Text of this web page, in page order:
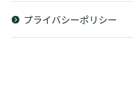
プライバシーポリシー